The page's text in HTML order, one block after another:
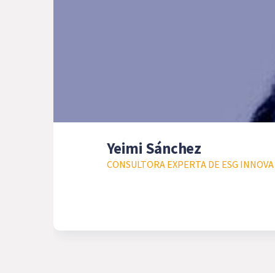
Yeimi Sánchez
CONSULTORA EXPERTA DE ESG